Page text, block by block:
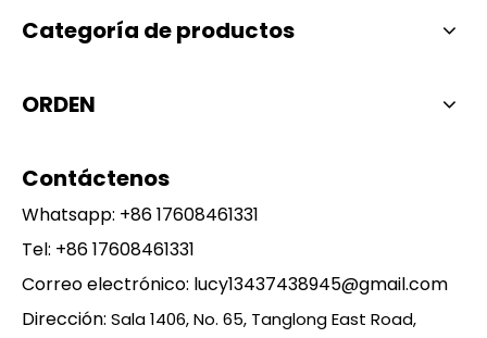
Categoría de productos
ORDEN
Contáctenos
Whatsapp: +86 17608461331
Tel: +86 17608461331
Correo electrónico: lucy13437438945@gmail.com
Dirección: Sala 1406, No. 65, Tanglong East Road,